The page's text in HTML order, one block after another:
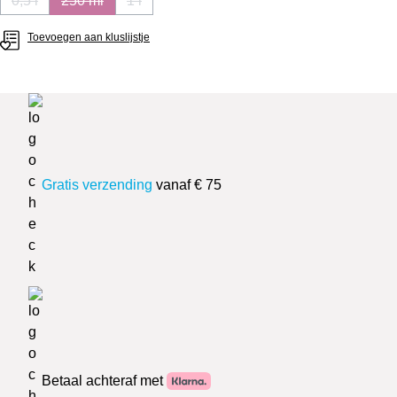
(Deze optie is momenteel niet beschikbaar.)
(Deze optie is momenteel niet beschikbaar.)
(Deze optie is momenteel niet beschikbaar.)
Toevoegen aan kluslijstje
Gratis verzending vanaf € 75
Betaal achteraf met